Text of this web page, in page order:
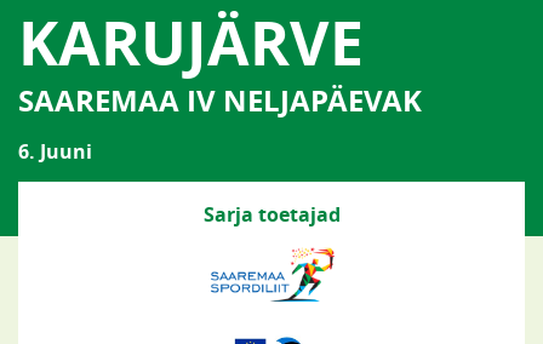
KARUJÄRVE
SAAREMAA IV NELJAPÄEVAK
6. Juuni
Sarja toetajad